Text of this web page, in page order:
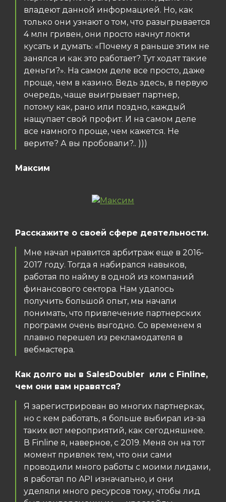
владеют данной информацией. Но, как
только они узнают о том, что разыгрывается
4 млн гривен, они просто начнут локти
кусать и думать: «Почему я раньше этим не
занялся и как это работает? Тут ходят такие
деньги?». На самом деле все просто, даже
проще, чем в казино. Ведь здесь, в первую
очередь, чаще выигрывает партнер,
потому как, рано или поздно, каждый
нащупает свой профит. И на самом деле
все намного проще, чем кажется. Не
верите? А вы пробовали?.. )))
Максим
Расскажите о своей сфере деятельности.
Мне начал нравится арбитраж еще в 2016-
2017 году. Тогда я набирался навыков,
работая по найму в одной из компаний
финансового сектора. Нам удалось
получить большой опыт, мы начали
понимать, что привлечение партнерских
программ очень выгодно. Со временем я
плавно перешел из рекламодателя в
вебмастера.
Как долго вы в SalesDoubler или с Finline,
чем они вам нравятся?
Я зарегистрирован во многих партнерках,
но с кем работать, я больше выбирал из-за
таких вот мероприятий, как сегодняшнее.
В Finline я, наверное, с 2019. Меня он на тот
момент привлек тем, что они сами
проводили много работы с моими лидами,
я работал по API изначально, и они
уделяли много ресурсов тому, чтобы лид